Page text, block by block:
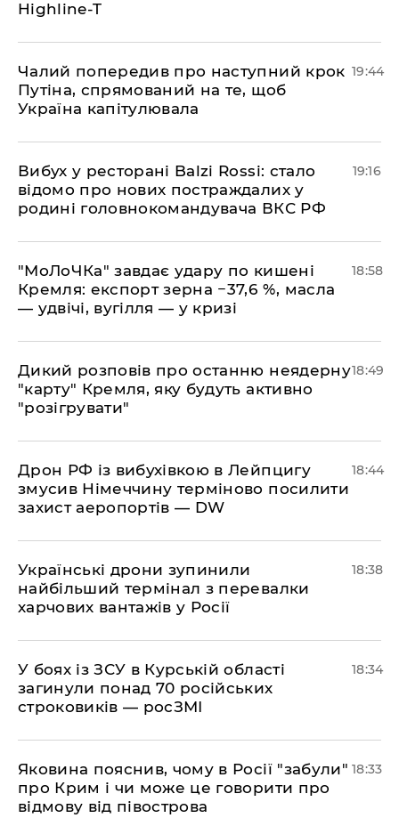
Highline-T
​Чалий попередив про наступний крок
Путіна, спрямований на те, щоб
Україна капітулювала
19:44
​Вибух у ресторані Balzi Rossi: стало
відомо про нових постраждалих у
родині головнокомандувача ВКС РФ
19:16
​"МоЛоЧКа" завдає удару по кишені
Кремля: експорт зерна −37,6 %, масла
— удвічі, вугілля — у кризі
18:58
​Дикий розповів про останню неядерну
"карту" Кремля, яку будуть активно
"розігрувати"
18:49
​Дрон РФ із вибухівкою в Лейпцигу
змусив Німеччину терміново посилити
захист аеропортів — DW
18:44
​Українські дрони зупинили
найбільший термінал з перевалки
харчових вантажів у Росії
18:38
​У боях із ЗСУ в Курській області
загинули понад 70 російських
строковиків — росЗМІ
18:34
​Яковина пояснив, чому в Росії "забули"
про Крим і чи може це говорити про
відмову від півострова
18:33